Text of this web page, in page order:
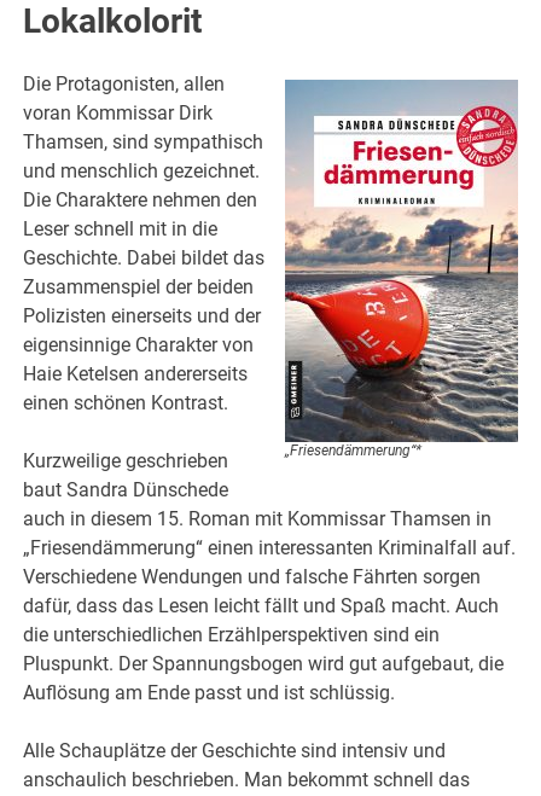
Lokalkolorit
„Friesendämmerung“*
Die Protagonisten, allen
voran Kommissar Dirk
Thamsen, sind sympathisch
und menschlich gezeichnet.
Die Charaktere nehmen den
Leser schnell mit in die
Geschichte. Dabei bildet das
Zusammenspiel der beiden
Polizisten einerseits und der
eigensinnige Charakter von
Haie Ketelsen andererseits
einen schönen Kontrast.
Kurzweilige geschrieben
baut Sandra Dünschede
auch in diesem 15. Roman mit Kommissar Thamsen in
„Friesendämmerung“ einen interessanten Kriminalfall auf.
Verschiedene Wendungen und falsche Fährten sorgen
dafür, dass das Lesen leicht fällt und Spaß macht. Auch
die unterschiedlichen Erzählperspektiven sind ein
Pluspunkt. Der Spannungsbogen wird gut aufgebaut, die
Auflösung am Ende passt und ist schlüssig.
Alle Schauplätze der Geschichte sind intensiv und
anschaulich beschrieben. Man bekommt schnell das